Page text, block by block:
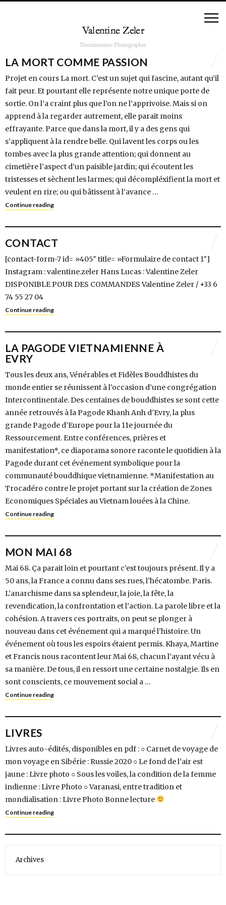
Documentary Photographer
LA MORT COMME PASSION
Projet en cours La mort. C’est un sujet qui fascine, autant qu’il
fait peur. Et pourtant elle représente notre unique porte de
sortie. On l’a craint plus que l’on ne l’apprivoise. Mais si on
apprend à la regarder autrement, elle parait moins
effrayante. Parce que dans la mort, il y a des gens qui
s’appliquent à la rendre belle. Qui lavent les corps ou les
tombes avec la plus grande attention; qui donnent au
cimetière l’aspect d’un paisible jardin; qui écoutent les
tristesses et sèchent les larmes; qui décompléxifient la mort et
veulent en rire; ou qui bâtissent à l’avance …
Continue reading
CONTACT
[contact-form-7 id= »405″ title= »Formulaire de contact 1″]
Instagram : valentine.zeler Hans Lucas : Valentine Zeler
DISPONIBLE POUR DES COMMANDES Valentine Zeler / +33 6
74 55 27 04
Continue reading
LA PAGODE VIETNAMIENNE À
EVRY
Tous les deux ans, Vénérables et Fidèles Bouddhistes du
monde entier se réunissent à l’occasion d’une congrégation
Intercontinentale. Des centaines de bouddhistes se sont cette
année retrouvés à la Pagode Khanh Anh d’Evry, la plus
grande Pagode d’Europe pour la 11e journée du
Ressourcement. Entre conférences, prières et
manifestation*, ce diaporama sonore raconte le quotidien à la
Pagode durant cet événement symbolique pour la
communauté bouddhique vietnamienne. *Manifestation au
Trocadéro contre le projet portant sur la création de Zones
Economiques Spéciales au Vietnam louées à la Chine.
Continue reading
MON MAI 68
Mai 68. Ça parait loin et pourtant c’est toujours présent. Il y a
50 ans, la France a connu dans ses rues, l’hécatombe. Paris.
L’anarchisme dans sa splendeur, la joie, la fête, la
revendication, la confrontation et l’action. La parole libre et la
cohésion. A travers ces portraits, on peut se plonger à
nouveau dans cet événement qui a marqué l’histoire. Un
événement où tous les espoirs étaient permis. Khaya, Martine
et Francis nous racontent leur Mai 68, chacun l’ayant vécu à
sa manière. De tous, il en ressort une certaine nostalgie. Ils en
sont conscients, ce mouvement social a …
Continue reading
LIVRES
Livres auto-édités, disponibles en pdf : ○ Carnet de voyage de
mon voyage en Sibérie : Russie 2020 ○ Le fond de l’air est
jaune : Livre photo ○ Sous les voiles, la condition de la femme
indienne : Livre Photo ○ Varanasi, entre tradition et
mondialisation : Livre Photo Bonne lecture
Continue reading
Archives